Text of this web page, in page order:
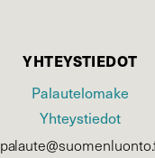
YHTEYSTIEDOT
Palautelomake
Yhteystiedot